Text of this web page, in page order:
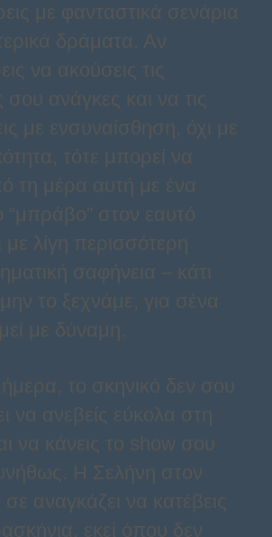
με φανταστικά σενάρια
δράματα. Αν
να ακούσεις τις
σου ανάγκες και να τις
με ενσυναίσθηση, όχι με
τότε μπορεί να
τη μέρα αυτή με ένα
“μπράβο” στον εαυτό
λίγη περισσότερη
σαφήνεια – κάτι
το ξεχνάμε, για σένα
με δύναμη.
το σκηνικό δεν σου
να ανεβείς εύκολα στη
να κάνεις το show σου
Η Σελήνη στον
αναγκάζει να κατέβεις
εκεί όπου δεν